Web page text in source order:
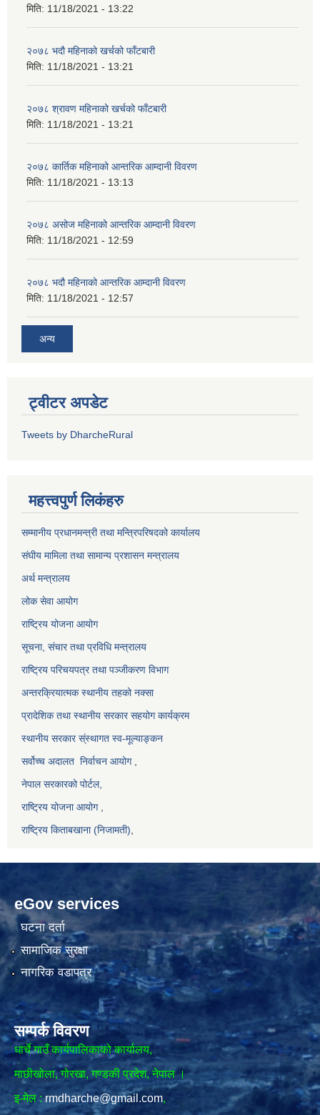
मिति: 11/18/2021 - 13:22
२०७८ भदौ महिनाको खर्चको फाँटबारी
मिति: 11/18/2021 - 13:21
२०७८ श्रावण महिनाको खर्चको फाँटबारी
मिति: 11/18/2021 - 13:21
२०७८ कार्तिक महिनाको आन्तरिक आम्दानी विवरण
मिति: 11/18/2021 - 13:13
२०७८ असोज महिनाको आन्तरिक आम्दानी विवरण
मिति: 11/18/2021 - 12:59
२०७८ भदौ महिनाको आन्तरिक आम्दानी विवरण
मिति: 11/18/2021 - 12:57
अन्य
ट्वीटर अपडेट
Tweets by DharcheRural
महत्त्वपुर्ण लिकंहरु
सम्मानीय प्रधानमन्त्री तथा मन्त्रिपरिषदको कार्यालय
संघीय मामिला तथा सामान्य प्रशासन मन्त्रालय
अर्थ मन्त्रालय
लोक सेवा आयोग
राष्ट्रिय योजना आयोग
सूचना, संचार तथा प्रविधि मन्त्रालय
राष्ट्रिय परिचयपत्र तथा पञ्जीकरण विभाग
अन्तरक्रियात्मक स्थानीय तहको नक्सा
प्रादेशिक तथा स्थानीय सरकार सहयोग कार्यक्रम
स्थानीय सरकार स्ंस्थागत स्व-मूल्याङ्कन
सर्वोच्च अदालत निर्वाचन आयोग,
नेपाल सरकारको पोर्टल,
राष्ट्रिय योजना आयोग,
राष्ट्रिय किताबखाना (निजामती)
eGov services
घटना दर्ता
सामाजिक सुरक्षा
नागरिक वडापत्र
सम्पर्क विवरण
धार्चे गाउँ कार्यपालिकाको कार्यालय,
माछीखोला, गोरखा, गण्डकी प्रदेश, नेपाल ।
इ-मेल : rmdharche@gmail.com,